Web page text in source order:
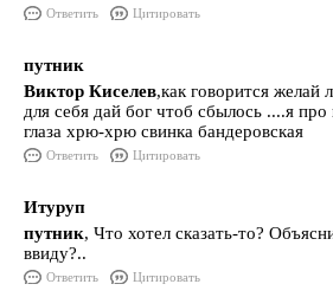
Ответить Цитировать
путник
Виктор Киселев,как говорится желай
для себя дай бог чтоб сбылось ....я про
глаза хрю-хрю свинка бандеровская
Ответить Цитировать
Итуруп
путник, Что хотел сказать-то?
ввиду?..
Ответить Цитировать